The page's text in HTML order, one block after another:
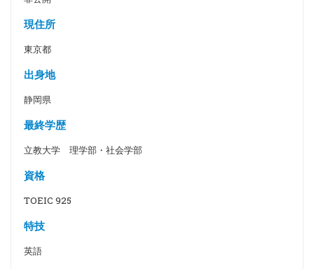
現住所
東京都
出身地
静岡県
最終学歴
立教大学 理学部・社会学部
資格
TOEIC 925
特技
英語